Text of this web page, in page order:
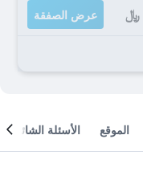
عرض الصفقة
الموقع الأسئلة الشائعة